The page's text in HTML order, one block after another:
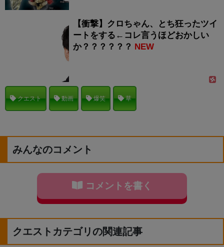
【衝撃】クロちゃん、とち狂ったツイ
ートをする←コレ言うほどおかしい
か？？？？？？ NEW
クエスト 動画 爆笑 草
みんなのコメント
コメントを書く
クエストカテゴリの関連記事